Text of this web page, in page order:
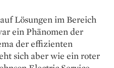
Lösungen im Bereich
ein Phänomen der
der effizienten
sich aber wie ein roter